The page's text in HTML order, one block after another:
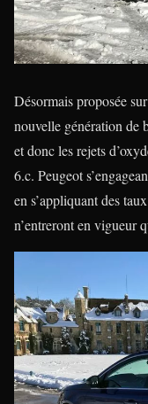
Désormais proposée
nouvelle génération de
et donc les rejets
6.c. Peugeot
en s’appliquant des
n’entreront en vigueur